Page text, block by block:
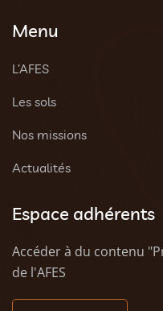
Menu
L’AFES
Les sols
Nos missions
Actualités
Espace adhérents
Accéder à du contenu
de l'AFES